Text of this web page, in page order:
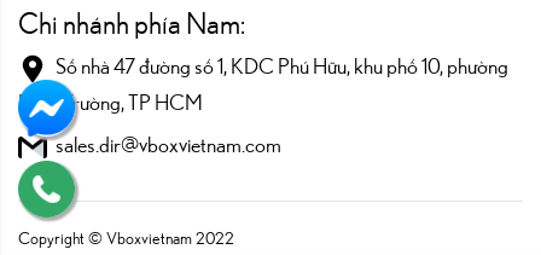
Chi nhánh phía Nam:
Số nhà 47 đường số 1, KDC Phú Hữu, khu phố 10, phường
Long Trường, TP HCM
sales.dir@vboxvietnam.com
Copyright © Vboxvietnam 2022